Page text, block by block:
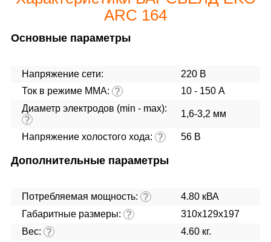
ARC 164
Основные параметры
Напряжение сети:
220 В
Ток в режиме ММА: ?
10 - 150 А
Диаметр электродов (min - max):
?
1,6-3,2 мм
Напряжение холостого хода: ? 56 В
Дополнительные параметры
Потребляемая мощность: ?
4.80 кВА
Габаритные размеры: ?
310х129х197
Вес: ? 4.60 кг.